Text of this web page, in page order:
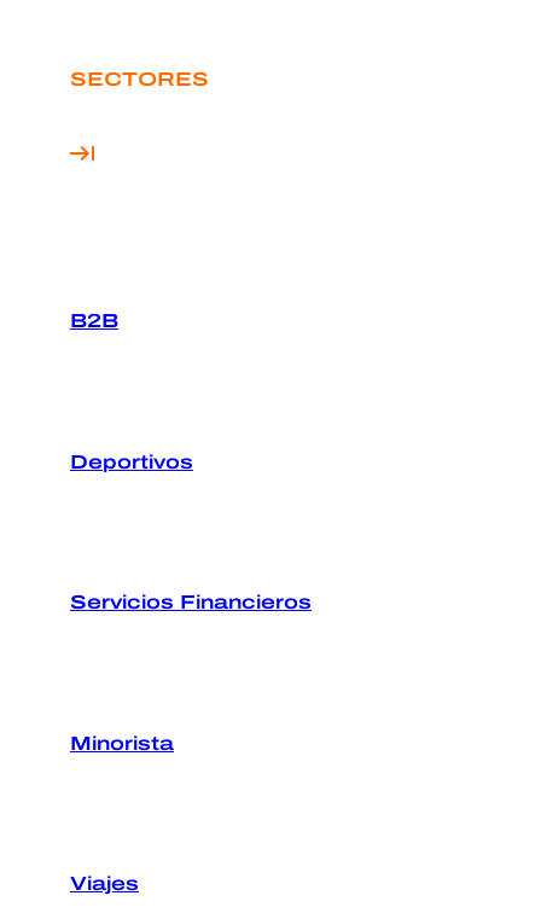
SECTORES
B2B
Deportivos
Servicios Financieros
Minorista
Viajes